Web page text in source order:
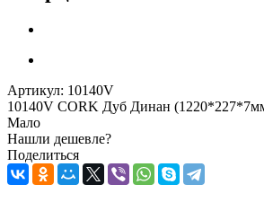
Артикул: 10140V
10140V CORK Дуб Динан
Мало
Нашли дешевле?
Поделиться